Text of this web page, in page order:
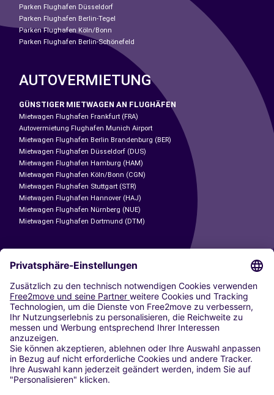
Parken Flughafen Düsseldorf
Parken Flughafen Berlin-Tegel
Parken Flughafen Köln/Bonn
Parken Flughafen Berlin-Schönefeld
AUTOVERMIETUNG
GÜNSTIGER MIETWAGEN AN FLUGHÄFEN
Mietwagen Flughafen Frankfurt (FRA)
Autovermietung Flughafen Munich Airport
Mietwagen Flughafen Berlin Brandenburg (BER)
Mietwagen Flughafen Düsseldorf (DUS)
Mietwagen Flughafen Hamburg (HAM)
Mietwagen Flughafen Köln/Bonn (CGN)
Mietwagen Flughafen Stuttgart (STR)
Mietwagen Flughafen Hannover (HAJ)
Mietwagen Flughafen Nürnberg (NUE)
Mietwagen Flughafen Dortmund (DTM)
CARSHARING
UNSERE STÄDTE
Paris
Madrid
Washington DC
Mailand
Rom
Turin
Wien
Berlin